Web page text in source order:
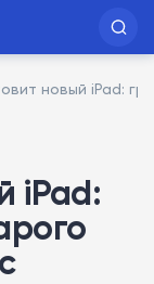
новый iPad:
iPad: